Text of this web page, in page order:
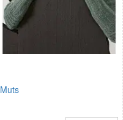
Muts